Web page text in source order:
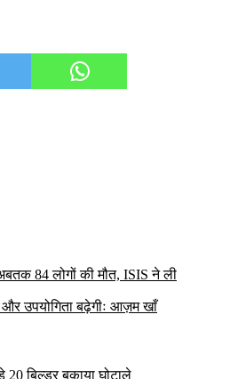
84 लोगों की मौत, ISIS ने ली
और उपयोगिता बढ़ेगीः आज़म खाँ